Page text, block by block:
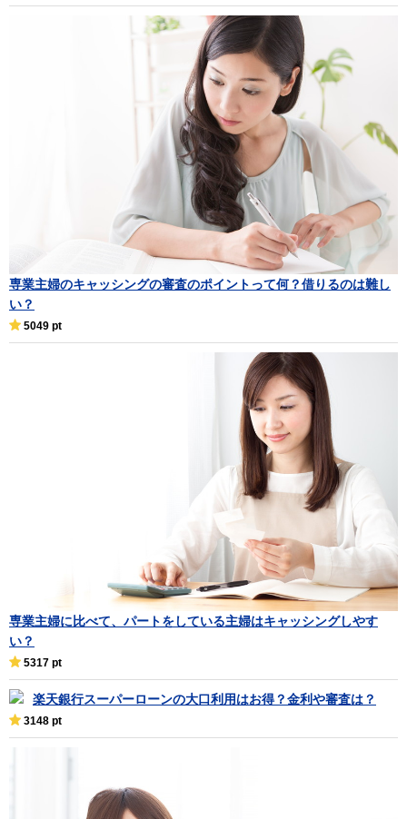
専業主婦のキャッシングの審査のポイントって何？借りるのは難し
い？
5049 pt
専業主婦に比べて、パートをしている主婦はキャッシングしやす
い？
5317 pt
楽天銀行スーパーローンの大口利用はお得？金利や審査は？
3148 pt